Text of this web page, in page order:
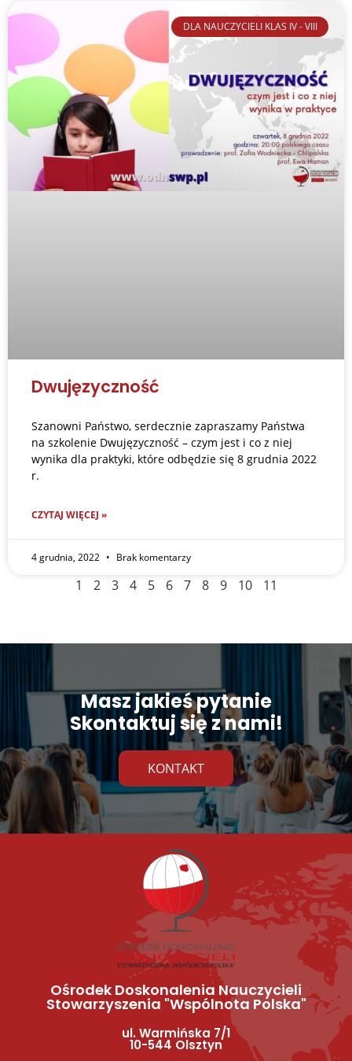
DLA NAUCZYCIELI KLAS IV - VIII
Dwujęzyczność
Szanowni Państwo, serdecznie zapraszamy Państwa
na szkolenie Dwujęzyczność – czym jest i co z niej
wynika dla praktyki, które odbędzie się 8 grudnia 2022
r.
CZYTAJ WIĘCEJ »
4 grudnia, 2022 Brak komentarzy
1 2 3 4 5 6 7 8 9 10 11
Masz jakieś pytanie
Skontaktuj się z nami!
KONTAKT
Ośrodek Doskonalenia Nauczycieli
Stowarzyszenia "Wspólnota Polska"
ul. Warmińska 7/1
10-544 Olsztyn